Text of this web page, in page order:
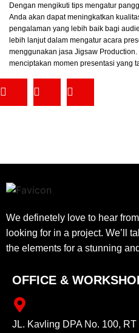
Dengan mengikuti tips mengatur
Anda akan dapat meningkatkan
pengalaman yang lebih baik bagi
lebih lanjut dalam mengatur acara
menggunakan jasa Jigsaw
menciptakan momen presentasi yang
We definetely love to hear
looking for in a project. We’ll
the elements for a stunning
OFFICE &
JL. Kavling DPA No. 100,